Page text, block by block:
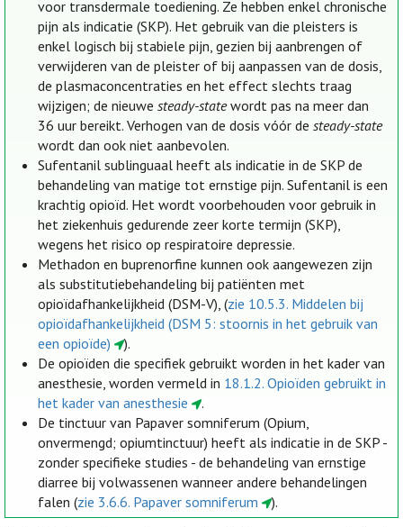
voor transdermale toediening. Ze hebben enkel chronische
pijn als indicatie (SKP). Het gebruik van die pleisters is
enkel logisch bij stabiele pijn, gezien bij aanbrengen of
verwijderen van de pleister of bij aanpassen van de dosis,
de plasmaconcentraties en het effect slechts traag
wijzigen; de nieuwesteady-statewordt pas na meer dan
36 uur bereikt. Verhogen van de dosis vóór desteady-state
wordt dan ook niet aanbevolen.
Sufentanil sublinguaal heeft als indicatie in de SKP de
behandeling van matige tot ernstige pijn. Sufentanil is een
krachtig opioïd. Het wordt voorbehouden voor gebruik in
het ziekenhuis gedurende zeer korte termijn (SKP),
wegens het risico op respiratoire depressie.
Methadon en buprenorfine kunnen ook aangewezen zijn
als substitutiebehandeling bij patiënten met
opioïdafhankelijkheid (DSM-V), (zie 10.5.3. Middelen bij
opioïdafhankelijkheid (DSM 5: stoornis in het gebruik van
een opioïde)
).
De opioïden die specifiek gebruikt worden in het kader van
anesthesie, worden vermeld in 18.1.2. Opioïden gebruikt in
het kader van anesthesie
.
De tinctuur van Papaver somniferum (Opium,
onvermengd; opiumtinctuur) heeft als indicatie in de SKP -
zonder specifieke studies - de behandeling van ernstige
diarree bij volwassenen wanneer andere behandelingen
falen (zie 3.6.6. Papaver somniferum
).